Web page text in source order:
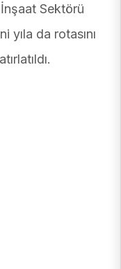
Sektörü
yıla da rotasını